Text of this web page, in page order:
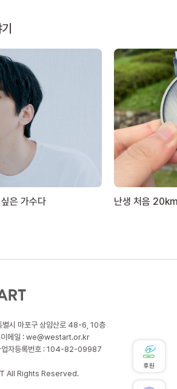
은 가수다 난생 처음
별시 마포구 상암산로 48-6, 10층
이메일 : we@westart.or.kr
업자등록번호 : 104-82-09987
All Rights Reserved.
후원